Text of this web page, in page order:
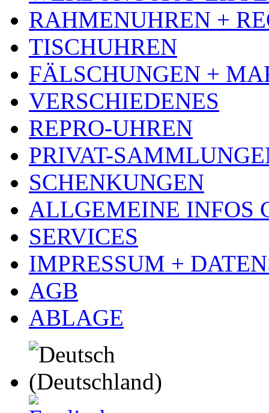
RAHMENUHREN +
TISCHUHREN
FÄLSCHUNGEN +
VERSCHIEDENES
REPRO-UHREN
PRIVAT-
SCHENKUNGEN
ALLGEMEINE INFOS
SERVICES
IMPRESSUM +
AGB
ABLAGE